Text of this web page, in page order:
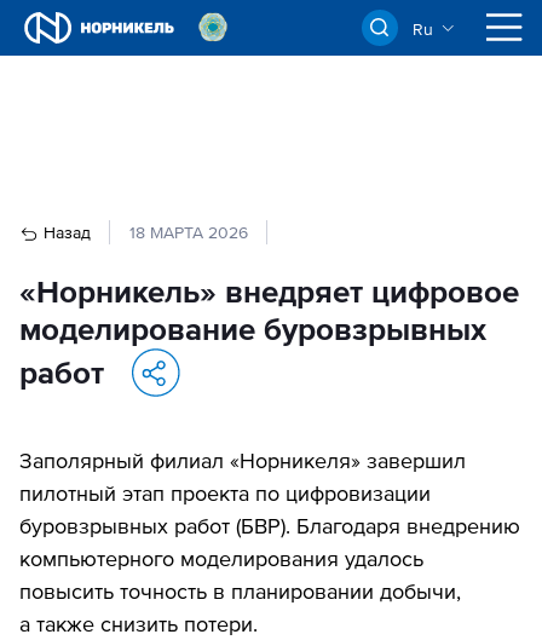
Ru
Назад 18 МАРТА 2026
«Норникель» внедряет цифровое
моделирование буровзрывных
работ
Заполярный филиал «Норникеля» завершил
пилотный этап проекта по цифровизации
буровзрывных работ (БВР). Благодаря внедрению
компьютерного моделирования удалось
повысить точность в планировании добычи,
а также снизить потери.